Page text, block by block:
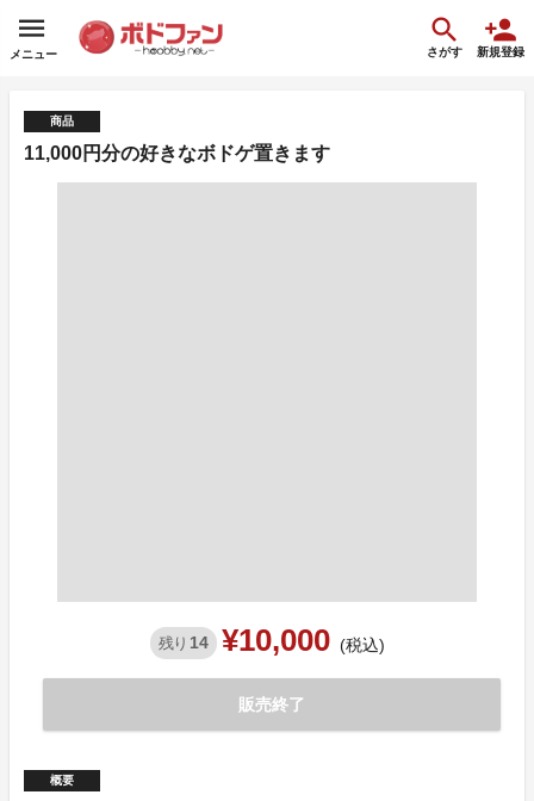
メニュー さがす 新規登録
商品
11,000円分の好きなボドゲ置きます
残り 14 ¥10,000 (税込)
販売終了
概要